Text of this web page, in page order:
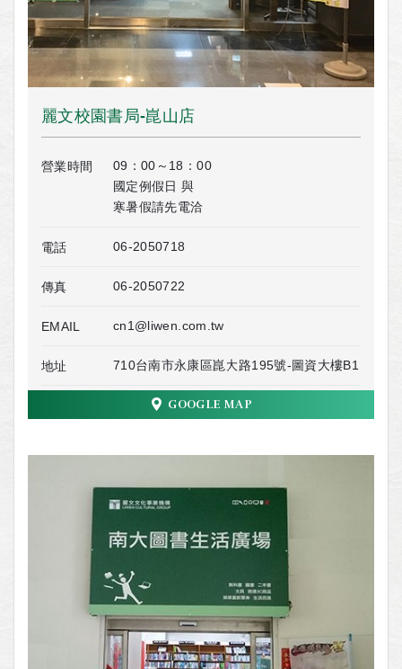
麗文校園書局-崑山店
營業時間
09：00～18：00
國定例假日 與
寒暑假請先電洽
電話 06-2050718
傳真 06-2050722
EMAIL cn1@liwen.com.tw
地址 710台南市永康區崑大路195號-圖資大樓B1
GOOGLE MAP